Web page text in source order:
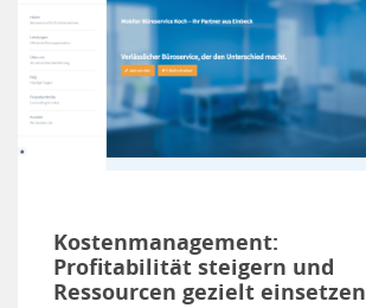
Kostenmanagement:
Profitabilität steigern und
Ressourcen gezielt einsetzen